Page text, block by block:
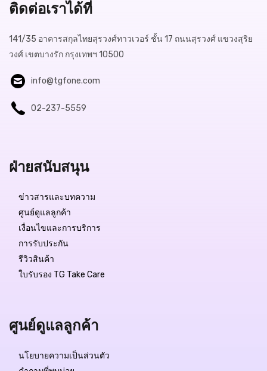
ติดต่อเราได้ที่
141/35 อาคารสกุลไทยสุรวงศ์ทาวเวอร์ ชั้น 17 ถนนสุรวงศ์ แขวงสุริย
วงศ์ เขตบางรัก กรุงเทพฯ 10500
info@tgfone.com
02-237-5559
ฝ่ายสนับสนุน
ข่าวสารและบทความ
ศูนย์ดูแลลูกค้า
เงื่อนไขและการบริการ
การรับประกัน
รีวิวสินค้า
ใบรับรอง TG Take Care
ศูนย์ดูแลลูกค้า
นโยบายความเป็นส่วนตัว